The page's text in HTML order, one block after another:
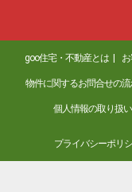
goo住宅・不動産とは
物件に関するお問合せの流
個人情報の取り扱
プライバシーポリ